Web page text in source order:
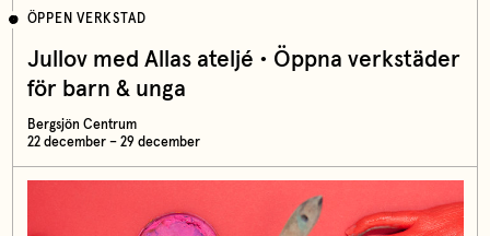
ÖPPEN VERKSTAD
Jullov med Allas ateljé • Öppna verkstäder
för barn & unga
Bergsjön Centrum
22 december – 29 december